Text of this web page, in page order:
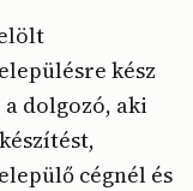
kész
dolgozó, aki
cégnél és